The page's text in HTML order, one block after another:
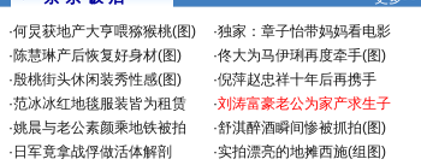
·何炅获地产大亨喂猕猴桃(图) ·独家：章子怡带妈妈看电影
·陈慧琳产后恢复好身材(图) ·佟大为马伊琍再度牵手(图)
·殷桃街头休闲装秀性感(图) ·倪萍赵忠祥十年后再携手
·范冰冰红地毯服装皆为租赁 ·刘涛富豪老公为家产求生子
·姚晨与老公素颜乘地铁被拍 ·舒淇醉酒瞬间惨被抓拍(图)
· 日军竟拿战俘做活体解剖 ·实拍漂亮的地摊西施(组图)